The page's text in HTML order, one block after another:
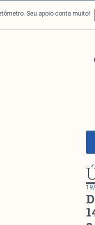
Seu apoio conta muito!